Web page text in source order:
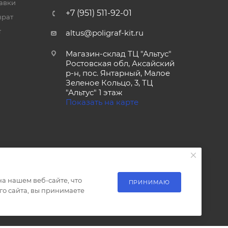
+7 (951) 511-92-01
altus@poligraf-kit.ru
Магазин-склад ТЦ "Альтус"
Ростовская обл, Аксайский
р-н, пос. Янтарный, Малое
Зеленое Кольцо, 3, ТЦ
"Альтус" 1 этаж
Показать на карте
нашем веб-сайте, что
сайта, вы принимаете
ПРИНИМАЮ